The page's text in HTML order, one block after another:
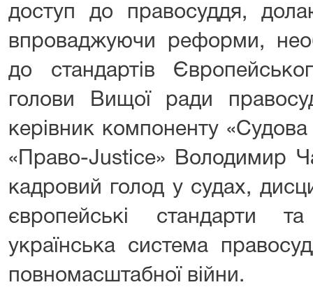
доступ до правосуддя,
впроваджуючи реформи,
до стандартів
голови Вищої ради
керівник компоненту
«Право-Justice» Володимир
кадровий голод у судах,
європейські стандарти
українська система
повномасштабної війни.